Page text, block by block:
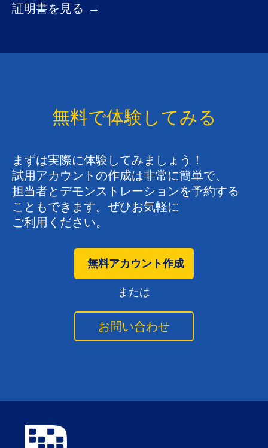
証明書を見る →
無料で体験してみる
まずは​実際に​体験してみましょう！​
試用アカウントの​作成は​非常に​簡単で、​
担当者と​デモンストレーションを​予約する​
こともできます。​ぜひ​お気軽に​
ご利用ください。
無料アカウント作成
または
お問い合わせ